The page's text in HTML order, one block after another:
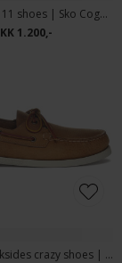
Lloyd - Core 111 shoes | Sko Cognac
1.200,-
Sebago - Docksides crazy shoes | Sejlersko Brown Tan